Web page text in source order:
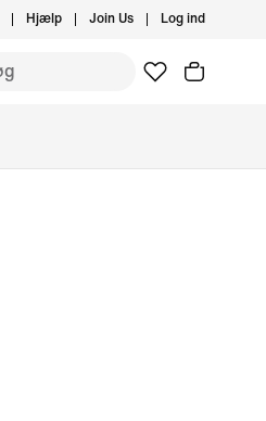
Hjælp Join Us Log ind